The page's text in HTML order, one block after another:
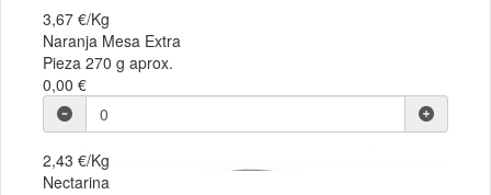
3,67 €/Kg
Naranja Mesa Extra
Pieza 270 g aprox.
0,00 €
2,43 €/Kg
Nectarina